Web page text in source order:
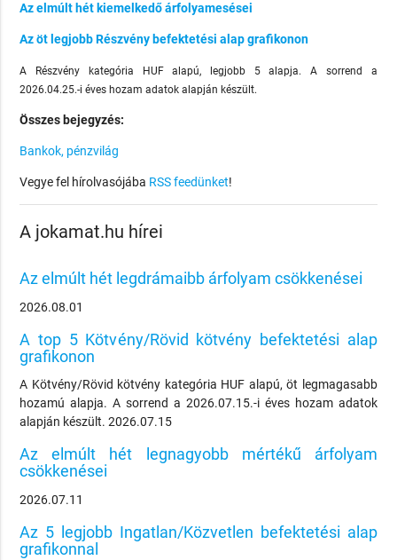
Az elmúlt hét kiemelkedő árfolyamesései
Az öt legjobb Részvény befektetési alap grafikonon
A Részvény kategória HUF alapú, legjobb 5 alapja. A sorrend a
2026.04.25.-i éves hozam adatok alapján készült.
Összes bejegyzés:
Bankok, pénzvilág
Vegye fel hírolvasójába RSS feedünket!
A jokamat.hu hírei
Az elmúlt hét legdrámaibb árfolyam csökkenései
2026.08.01
A top 5 Kötvény/Rövid kötvény befektetési alap
grafikonon
A Kötvény/Rövid kötvény kategória HUF alapú, öt legmagasabb
hozamú alapja. A sorrend a 2026.07.15.-i éves hozam adatok
alapján készült. 2026.07.15
Az elmúlt hét legnagyobb mértékű árfolyam
csökkenései
2026.07.11
Az 5 legjobb Ingatlan/Közvetlen befektetési alap
grafikonnal